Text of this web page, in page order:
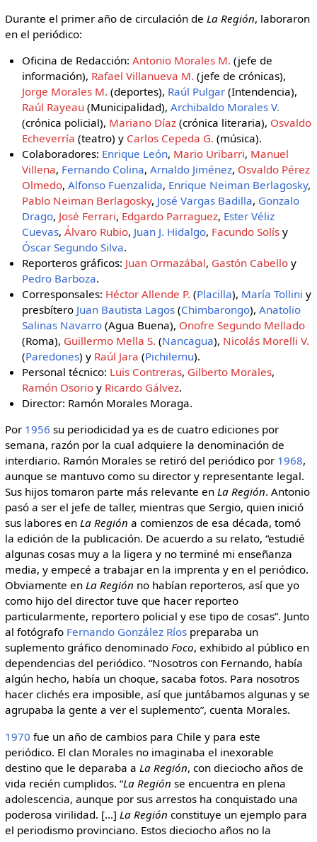
Durante el primer año de circulación de La Región, laboraron
en el periódico:
Oficina de Redacción:Antonio Morales M. (jefe de
información), Rafael Villanueva M. (jefe de crónicas),
Jorge Morales M. (deportes), Raúl Pulgar (Intendencia),
Raúl Rayeau (Municipalidad),Archibaldo Morales V.
(crónica policial), Mariano Díaz (crónica literaria), Osvaldo
Echeverría (teatro) y Carlos Cepeda G. (música).
Colaboradores: Enrique León, Mario Uribarri, Manuel
Villena, Fernando Colina,Arnaldo Jiménez, Osvaldo Pérez
Olmedo,Alfonso Fuenzalida, Enrique Neiman Berlagosky,
Pablo Neiman Berlagosky, José Vargas Badilla, Gonzalo
Drago, José Ferrari, Edgardo Parraguez, Ester Véliz
Cuevas,Álvaro Rubio, Juan J. Hidalgo, Facundo Solís y
Óscar Segundo Silva.
Reporteros gráficos: Juan Ormazábal, Gastón Cabello y
Pedro Barboza.
Corresponsales: Héctor Allende P. (Placilla), María Tollini y
presbítero Juan Bautista Lagos (Chimbarongo),Anatolio
Salinas Navarro (Agua Buena), Onofre Segundo Mellado
(Roma), Guillermo Mella S. (Nancagua), Nicolás Morelli V.
(Paredones) y Raúl Jara (Pichilemu).
Personal técnico: Luis Contreras, Gilberto Morales,
Ramón Osorio y Ricardo Gálvez.
Director: Ramón Morales Moraga.
Por 1956 su periodicidad ya es de cuatro ediciones por
semana, razón por la cual adquiere la denominación de
interdiario. Ramón Morales se retiró del periódico por 1968,
aunque se mantuvo como su director y representante legal.
Sus hijos tomaron parte más relevante en La Región. Antonio
pasó a ser el jefe de taller, mientras que Sergio, quien inició
sus labores en La Región a comienzos de esa década, tomó
la edición de la publicación. De acuerdo a su relato, “estudié
algunas cosas muy a la ligera y no terminé mi enseñanza
media, y empecé a trabajar en la imprenta y en el periódico.
Obviamente en La Región no habían reporteros, así que yo
como hijo del director tuve que hacer reporteo
particularmente, reportero policial y ese tipo de cosas”. Junto
al fotógrafo Fernando González Ríospreparaba un
suplemento gráfico denominado Foco, exhibido al público en
dependencias del periódico. “Nosotros con Fernando, había
algún hecho, había un choque, sacaba fotos. Para nosotros
hacer clichés era imposible, así que juntábamos algunas y se
agrupaba la gente a ver el suplemento”, cuenta Morales.
1970 fue un año de cambios para Chile y para este
periódico. El clan Morales no imaginaba el inexorable
destino que le deparaba a La Región, con dieciocho años de
vida recién cumplidos. “La Región se encuentra en plena
adolescencia, aunque por sus arrestos ha conquistado una
poderosa virilidad. […] La Región constituye un ejemplo para
el periodismo provinciano. Estos dieciocho años no la